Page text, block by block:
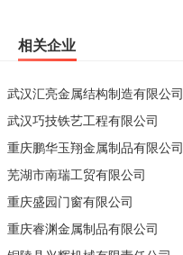
相关企业
武汉汇亮金属结构制造有限公司
武汉巧技铁艺工程有限公司
重庆鹏华玉翔金属制品有限公司
芜湖市南瑞工贸有限公司
重庆盛园门窗有限公司
重庆睿渊金属制品有限公司